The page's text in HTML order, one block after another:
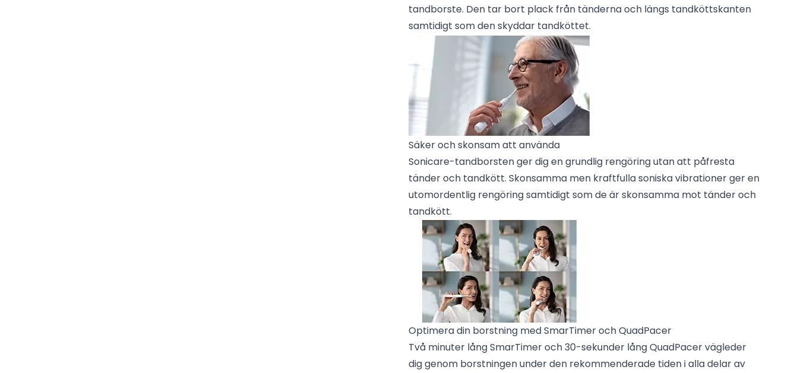
tandborste. Den tar bort plack från tänderna och längs tandköttskanten
samtidigt som den skyddar tandköttet.
Säker och skonsam att använda
Sonicare-tandborsten ger dig en grundlig rengöring utan att påfresta
tänder och tandkött. Skonsamma men kraftfulla soniska vibrationer ger en
utomordentlig rengöring samtidigt som de är skonsamma mot tänder och
tandkött.
Optimera din borstning med SmarTimer och QuadPacer
Två minuter lång SmarTimer och 30-sekunder lång QuadPacer vägleder
dig genom borstningen under den rekommenderade tiden i alla delar av